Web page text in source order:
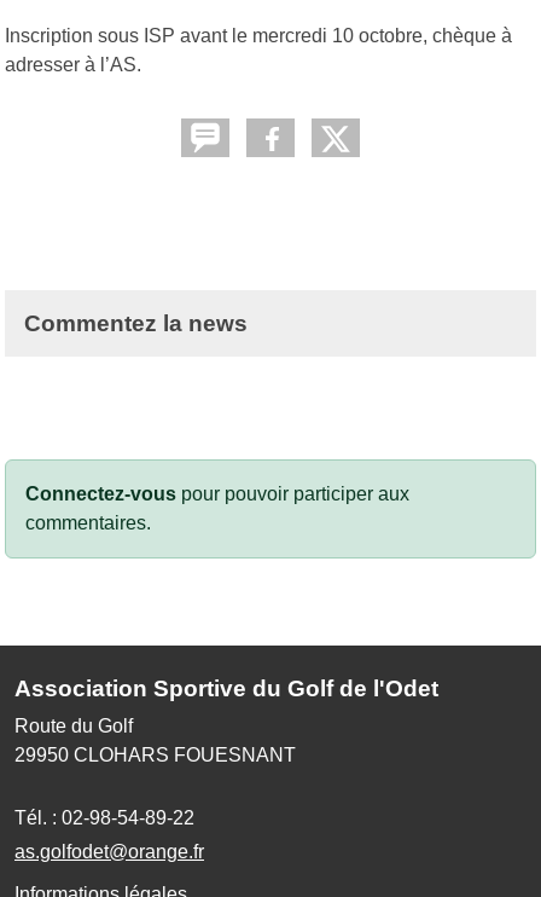
Inscription sous ISP avant le mercredi 10 octobre, chèque à
adresser à l’AS.
Commentez la news
Connectez-vous pour pouvoir participer aux
commentaires.
Association Sportive du Golf de l'Odet
Route du Golf
29950 CLOHARS FOUESNANT
Tél. : 02-98-54-89-22
as.golfodet@orange.fr